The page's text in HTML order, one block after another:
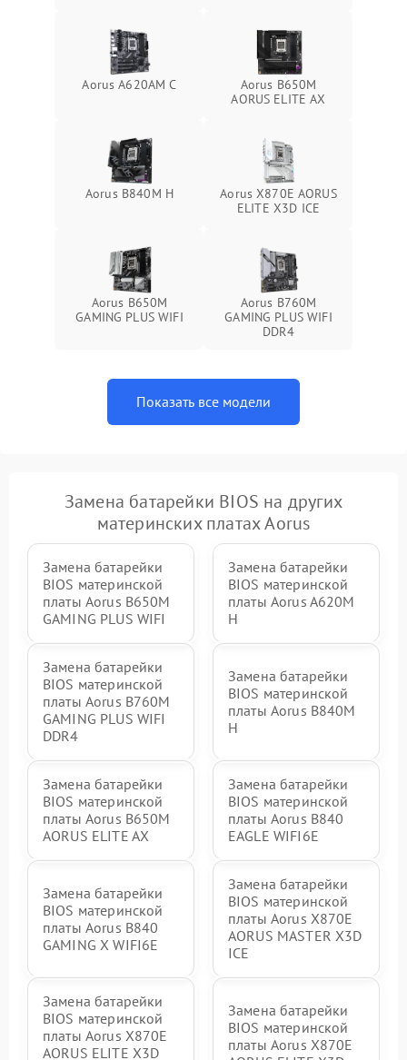
Aorus A620AM C
Aorus B650M
AORUS ELITE AX
Aorus B840M H
Aorus X870E AORUS
ELITE X3D ICE
Aorus B650M
GAMING PLUS WIFI
Aorus B760M
GAMING PLUS WIFI
DDR4
Показать все модели
Замена батарейки BIOS на других
материнских платах Aorus
Замена батарейки
BIOS материнской
платы Aorus B650M
GAMING PLUS WIFI
Замена батарейки
BIOS материнской
платы Aorus A620M
H
Замена батарейки
BIOS материнской
платы Aorus B760M
GAMING PLUS WIFI
DDR4
Замена батарейки
BIOS материнской
платы Aorus B840M
H
Замена батарейки
BIOS материнской
платы Aorus B650M
AORUS ELITE AX
Замена батарейки
BIOS материнской
платы Aorus B840
EAGLE WIFI6E
Замена батарейки
BIOS материнской
платы Aorus B840
GAMING X WIFI6E
Замена батарейки
BIOS материнской
платы Aorus X870E
AORUS MASTER X3D
ICE
Замена батарейки
BIOS материнской
платы Aorus X870E
AORUS ELITE X3D
Замена батарейки
BIOS материнской
платы Aorus X870E